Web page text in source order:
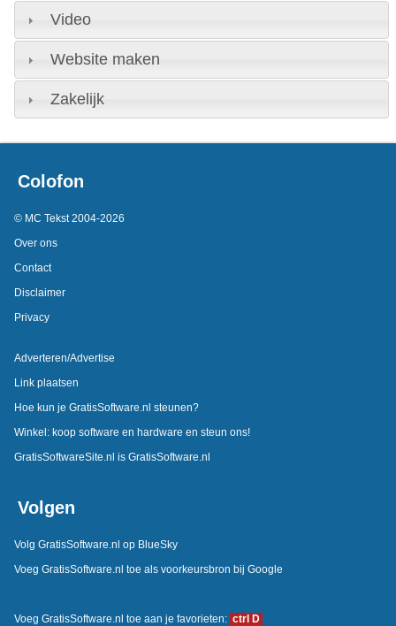
Video
Website maken
Zakelijk
Colofon
© MC Tekst 2004-2026
Over ons
Contact
Disclaimer
Privacy
Adverteren/Advertise
Link plaatsen
Hoe kun je GratisSoftware.nl steunen?
Winkel: koop software en hardware en steun ons!
GratisSoftwareSite.nl is GratisSoftware.nl
Volgen
Volg GratisSoftware.nl op BlueSky
Voeg GratisSoftware.nl toe als voorkeursbron bij Google
Voeg GratisSoftware.nl toe aan je favorieten: ctrl D